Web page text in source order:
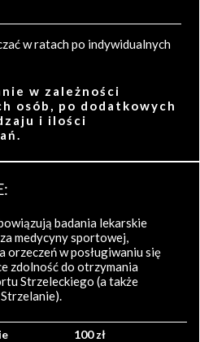
w ratach po indywidualnych
w zależności
osób, po dodatkowych
i ilości
badania lekarskie
medycyny sportowej,
w posługiwaniu się
zdolność do otrzymania
Strzeleckiego (a także
100 zł